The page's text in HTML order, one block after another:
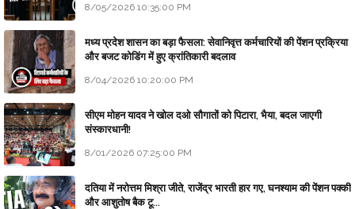
8/05/2026 10:35:00 PM
मध्य प्रदेश शासन का बड़ा फैसला: सेवानिवृत्त कर्मचारियों की पेंशन प्रक्रिया
और बजट कोडिंग में हुए क्रांतिकारी बदलाव
8/04/2026 10:20:00 PM
सीएम मोहन यादव ने खोल दओ सौगातों को पिटारा, भैया, बदल जाएगी
संस्कारधानी!
8/01/2026 07:25:00 PM
दतिया में नरोत्तम मिश्रा जीते, राजेंद्र भारती हार गए, घनश्याम की पेंशन पक्की
और आशुतोष बैक टू...